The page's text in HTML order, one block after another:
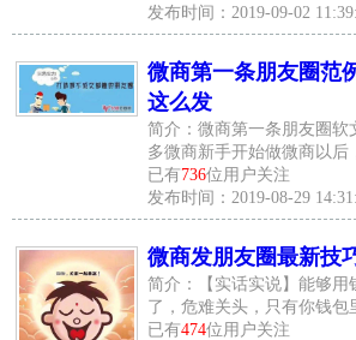
发布时间：2019-09-02
微商第一条朋友圈范
这么发
简介：微商第一条朋友圈软
多微商新手开始做微商以后
已有736位用户关注
发布时间：2019-08-29
微商发朋友圈最新技
简介：【实话实说】能够用
了，危难关头，只有你钱包
已有474位用户关注